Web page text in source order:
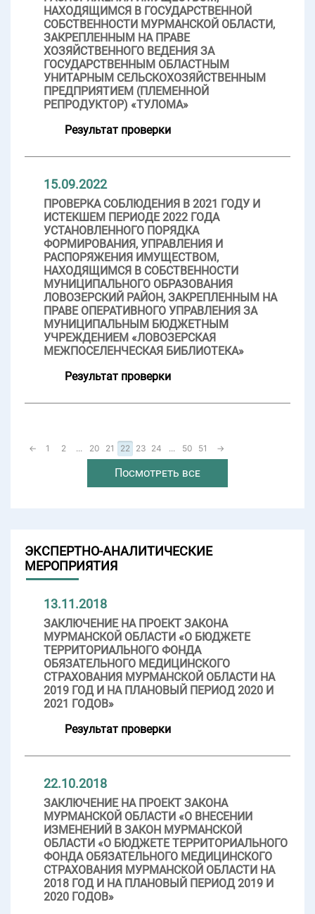
НАХОДЯЩИМСЯ В ГОСУДАРСТВЕННОЙ
СОБСТВЕННОСТИ МУРМАНСКОЙ ОБЛАСТИ,
ЗАКРЕПЛЕННЫМ НА ПРАВЕ
ХОЗЯЙСТВЕННОГО ВЕДЕНИЯ ЗА
ГОСУДАРСТВЕННЫМ ОБЛАСТНЫМ
УНИТАРНЫМ СЕЛЬСКОХОЗЯЙСТВЕННЫМ
ПРЕДПРИЯТИЕМ (ПЛЕМЕННОЙ
РЕПРОДУКТОР) «ТУЛОМА»
Результат проверки
15.09.2022
ПРОВЕРКА СОБЛЮДЕНИЯ В 2021 ГОДУ И
ИСТЕКШЕМ ПЕРИОДЕ 2022 ГОДА
УСТАНОВЛЕННОГО ПОРЯДКА
ФОРМИРОВАНИЯ, УПРАВЛЕНИЯ И
РАСПОРЯЖЕНИЯ ИМУЩЕСТВОМ,
НАХОДЯЩИМСЯ В СОБСТВЕННОСТИ
МУНИЦИПАЛЬНОГО ОБРАЗОВАНИЯ
ЛОВОЗЕРСКИЙ РАЙОН, ЗАКРЕПЛЕННЫМ НА
ПРАВЕ ОПЕРАТИВНОГО УПРАВЛЕНИЯ ЗА
МУНИЦИПАЛЬНЫМ БЮДЖЕТНЫМ
УЧРЕЖДЕНИЕМ «ЛОВОЗЕРСКАЯ
МЕЖПОСЕЛЕНЧЕСКАЯ БИБЛИОТЕКА»
Результат проверки
← 1 2 ... 20 21 22 23 24 ... 50 51 →
Посмотреть все
ЭКСПЕРТНО-АНАЛИТИЧЕСКИЕ
МЕРОПРИЯТИЯ
13.11.2018
ЗАКЛЮЧЕНИЕ НА ПРОЕКТ ЗАКОНА
МУРМАНСКОЙ ОБЛАСТИ «О БЮДЖЕТЕ
ТЕРРИТОРИАЛЬНОГО ФОНДА
ОБЯЗАТЕЛЬНОГО МЕДИЦИНСКОГО
СТРАХОВАНИЯ МУРМАНСКОЙ ОБЛАСТИ НА
2019 ГОД И НА ПЛАНОВЫЙ ПЕРИОД 2020 И
2021 ГОДОВ»
Результат проверки
22.10.2018
ЗАКЛЮЧЕНИЕ НА ПРОЕКТ ЗАКОНА
МУРМАНСКОЙ ОБЛАСТИ «О ВНЕСЕНИИ
ИЗМЕНЕНИЙ В ЗАКОН МУРМАНСКОЙ
ОБЛАСТИ «О БЮДЖЕТЕ ТЕРРИТОРИАЛЬНОГО
ФОНДА ОБЯЗАТЕЛЬНОГО МЕДИЦИНСКОГО
СТРАХОВАНИЯ МУРМАНСКОЙ ОБЛАСТИ НА
2018 ГОД И НА ПЛАНОВЫЙ ПЕРИОД 2019 И
2020 ГОДОВ»